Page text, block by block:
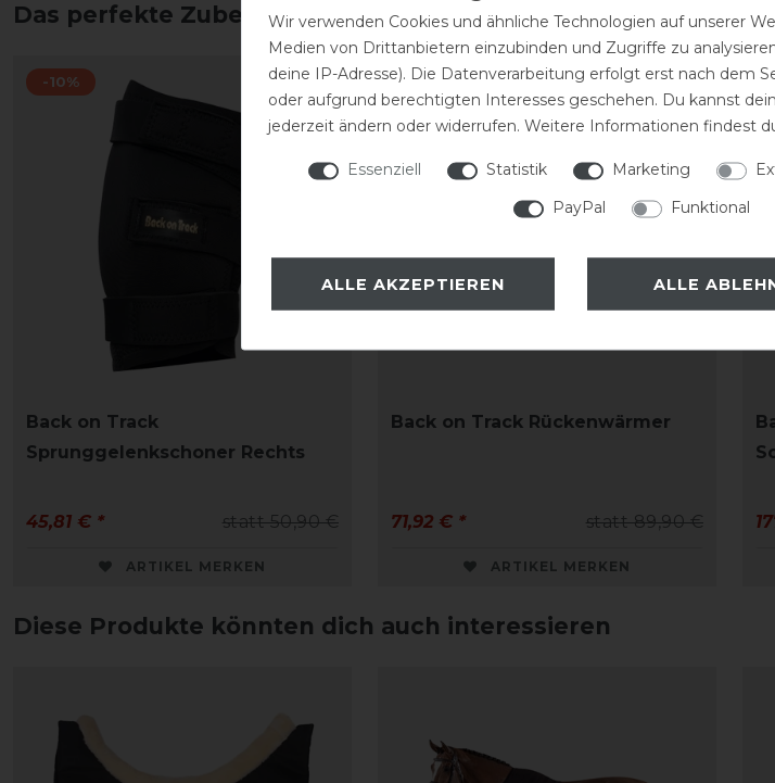
Das perfekte Zubehör für dich
-10%
Back on Track
Sprunggelenkschoner Rechts
statt 50,90 €
45,81 € *
ARTIKEL MERKEN
-20%
Back on Track Rückenwärmer
statt 89,90 €
71,92 € *
ARTIKEL MERKEN
Diese Produkte könnten dich auch interessieren
Wir verwenden Cookies und ähnliche Technologien auf unserer
Medien von Drittanbietern einzubinden und Zugriffe zu
deine IP-Adresse). Die Datenverarbeitung erfolgt erst nach dem
oder aufgrund berechtigten Interesses geschehen. Du kannst
jederzeit ändern oder widerrufen. Weitere Informationen findest
Essenziell Statistik Marketing
PayPal
Funktional
ALLE AKZEPTIEREN ALLE